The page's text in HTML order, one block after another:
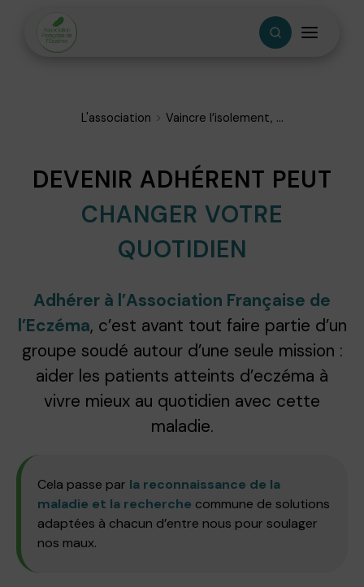
L'association Vaincre l’isolement, ...
DEVENIR ADHÉRENT PEUT
CHANGER VOTRE
QUOTIDIEN
Adhérer à l’Association Française de
l’Eczéma, c’est avant tout faire partie d’un
groupe soudé autour d’une seule mission :
aider les patients atteints d’eczéma à
vivre mieux au quotidien avec cette
maladie.
Cela passe par la reconnaissance de la
maladie et la recherche commune de solutions
adaptées à chacun d’entre nous pour soulager
nos maux.